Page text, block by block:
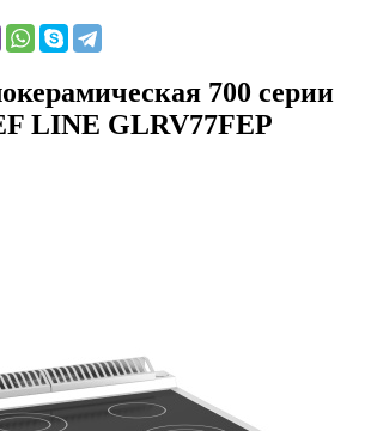
700 серии
LINE GLRV77FEP